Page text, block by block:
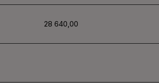
28 640,00